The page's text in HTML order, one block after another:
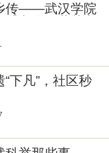
传——武汉学院
下凡”，社区秒